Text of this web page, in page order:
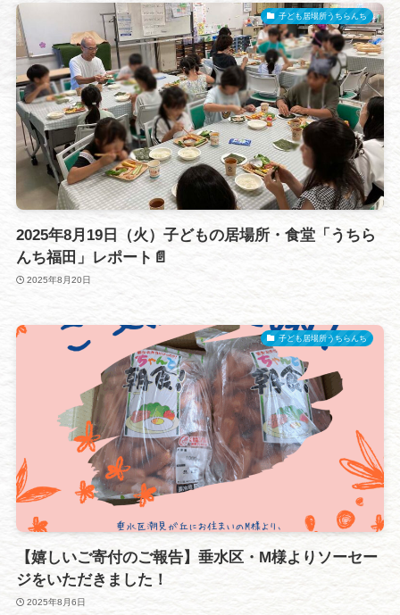
子ども居場所うちらんち
2025年8月19日（火）子どもの居場所・食堂「うちら
んち福田」レポート📄
2025年8月20日
子ども居場所うちらんち
【嬉しいご寄付のご報告】垂水区・M様よりソーセー
ジをいただきました！
2025年8月6日